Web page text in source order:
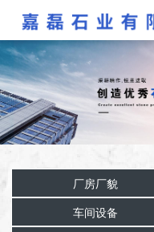
厂房厂貌
车间设备